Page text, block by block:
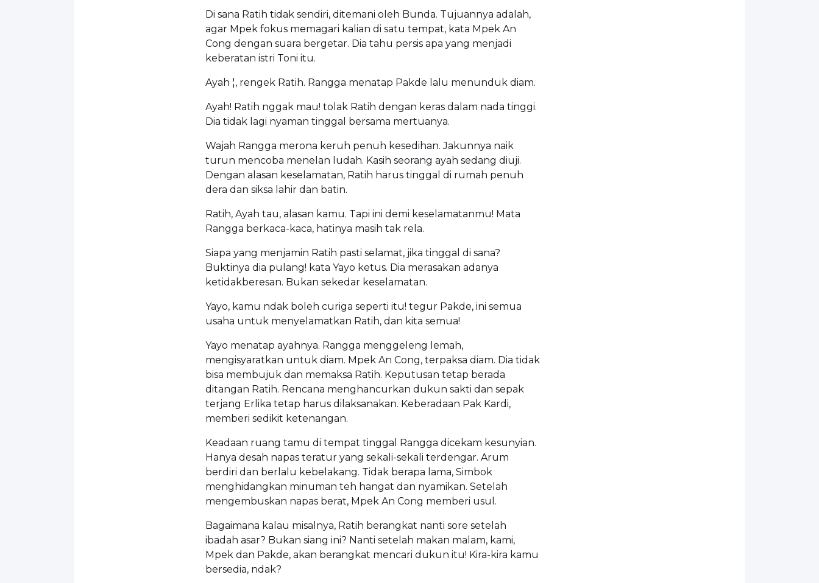
Di sana Ratih tidak sendiri, ditemani oleh Bunda. Tujuannya adalah,
agar Mpek fokus memagari kalian di satu tempat, kata Mpek An
Cong dengan suara bergetar. Dia tahu persis apa yang menjadi
keberatan istri Toni itu.
Ayah ¦, rengek Ratih. Rangga menatap Pakde lalu menunduk diam.
Ayah! Ratih nggak mau! tolak Ratih dengan keras dalam nada tinggi.
Dia tidak lagi nyaman tinggal bersama mertuanya.
Wajah Rangga merona keruh penuh kesedihan. Jakunnya naik
turun mencoba menelan ludah. Kasih seorang ayah sedang diuji.
Dengan alasan keselamatan, Ratih harus tinggal di rumah penuh
dera dan siksa lahir dan batin.
Ratih, Ayah tau, alasan kamu. Tapi ini demi keselamatanmu! Mata
Rangga berkaca-kaca, hatinya masih tak rela.
Siapa yang menjamin Ratih pasti selamat, jika tinggal di sana?
Buktinya dia pulang! kata Yayo ketus. Dia merasakan adanya
ketidakberesan. Bukan sekedar keselamatan.
Yayo, kamu ndak boleh curiga seperti itu! tegur Pakde, ini semua
usaha untuk menyelamatkan Ratih, dan kita semua!
Yayo menatap ayahnya. Rangga menggeleng lemah,
mengisyaratkan untuk diam. Mpek An Cong, terpaksa diam. Dia tidak
bisa membujuk dan memaksa Ratih. Keputusan tetap berada
ditangan Ratih. Rencana menghancurkan dukun sakti dan sepak
terjang Erlika tetap harus dilaksanakan. Keberadaan Pak Kardi,
memberi sedikit ketenangan.
Keadaan ruang tamu di tempat tinggal Rangga dicekam kesunyian.
Hanya desah napas teratur yang sekali-sekali terdengar. Arum
berdiri dan berlalu kebelakang. Tidak berapa lama, Simbok
menghidangkan minuman teh hangat dan nyamikan. Setelah
mengembuskan napas berat, Mpek An Cong memberi usul.
Bagaimana kalau misalnya, Ratih berangkat nanti sore setelah
ibadah asar? Bukan siang ini? Nanti setelah makan malam, kami,
Mpek dan Pakde, akan berangkat mencari dukun itu! Kira-kira kamu
bersedia, ndak?